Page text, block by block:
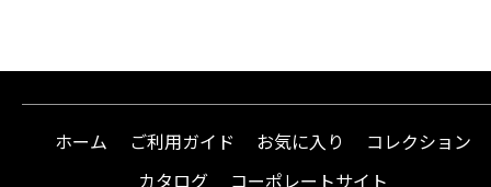
ホーム ご利用ガイド お気に入り
コレクション
カタログ
コーポレートサイト